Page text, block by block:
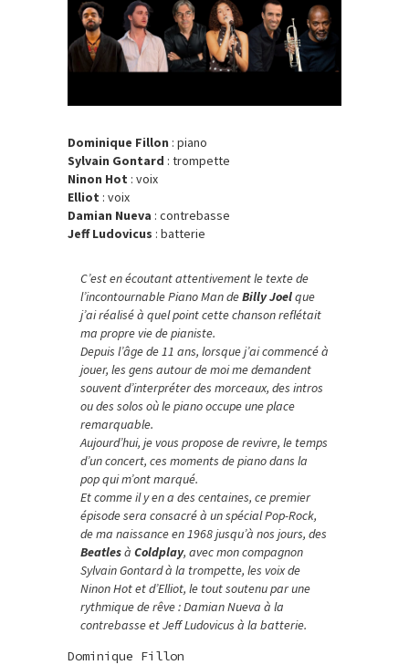
Dominique Fillon : piano
Sylvain Gontard : trompette
Ninon Hot : voix
Elliot : voix
Damian Nueva : contrebasse
Jeff Ludovicus : batterie
C’est en écoutant attentivement le texte de
l’incontournable Piano Man deBilly Joelque
j’ai réalisé à quel point cette chanson reflétait
ma propre vie de pianiste.
Depuis l’âge de 11 ans, lorsque j’ai commencé à
jouer, les gens autour de moi me demandent
souvent d’interpréter des morceaux, des intros
ou des solos où le piano occupe une place
remarquable.
Aujourd’hui, je vous propose de revivre, le temps
d’un concert, ces moments de piano dans la
pop qui m’ont marqué.
Et comme il y en a des centaines, ce premier
épisode sera consacré à un spécial Pop-Rock,
de ma naissance en 1968 jusqu’à nos jours, des
Beatlesà Coldplay, avec mon compagnon
Sylvain Gontard à la trompette, les voix de
Ninon Hot et d’Elliot, le tout soutenu par une
rythmique de rêve : Damian Nueva à la
contrebasse et Jeff Ludovicus à la batterie.
Dominique Fillon